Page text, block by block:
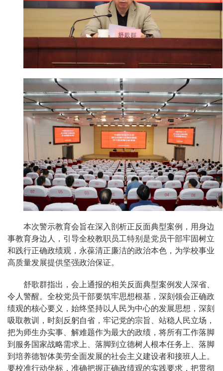
本次警示教育会旨在深入剖析正反面典型案例，用身边
事教育身边人，引导全校教职员工特别是党员干部牢固树立
和践行正确政绩观，永葆清正廉洁的政治本色，为学校事业
高质量发展提供坚强政治保证。
舒歌群指出，会上通报的相关反面典型案例发人深省、
令人警醒。全校党员干部要筑牢思想根基，深刻领会正确政
绩观的核心要义，始终坚持以人民为中心的发展思想，深刻
吸取教训，时刻反躬自省，牢记党的宗旨、站稳人民立场，
把为师生办实事、解难题作为最大的政绩，将所有工作落脚
到服务国家战略需求上、落脚到立德树人根本任务上、落脚
到培养德智体美劳全面发展的社会主义建设者和接班人上。
要校准行动坐标，准确把握正确政绩观的实践要求，把贯彻